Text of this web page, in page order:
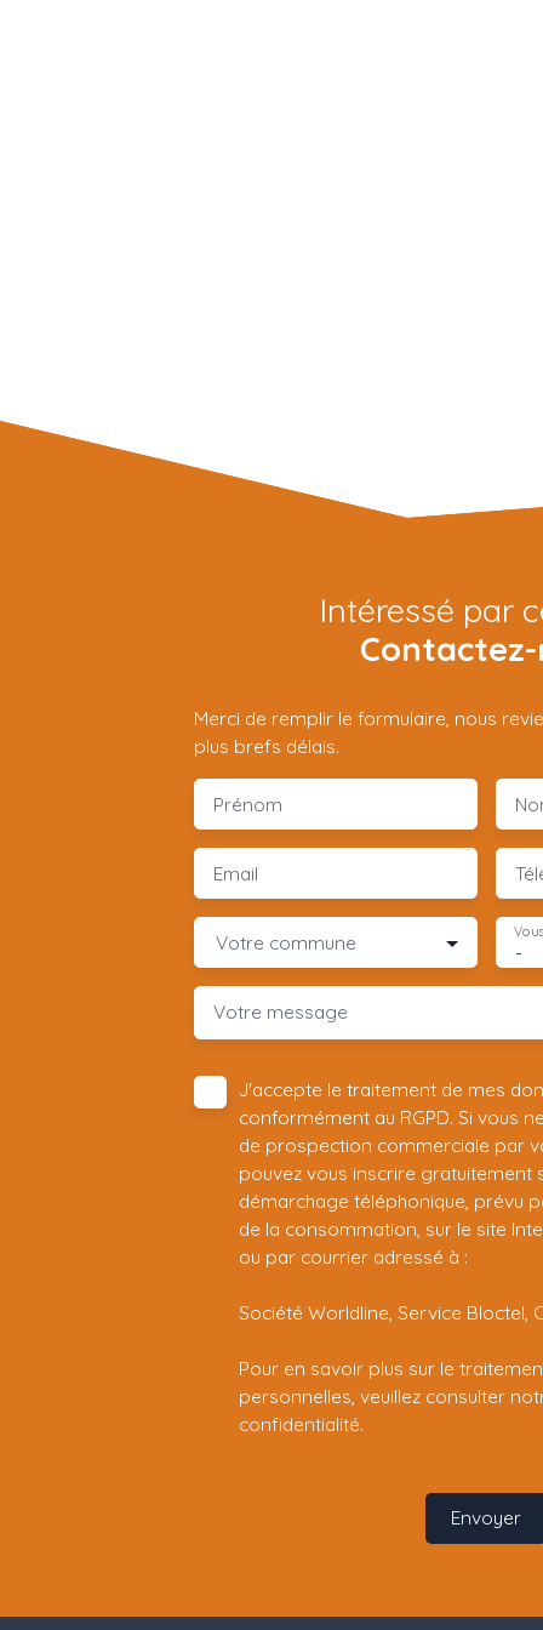
Intéressé par
Merci de remplir le formulaire, nous
plus brefs délais.
Prénom
Email
Votre commune -
Votre message
J'accepte le traitement de mes
conformément au RGPD. Si vous
de prospection commerciale par
pouvez vous inscrire gratuitement
démarchage téléphonique, prévu
de la consommation, sur le site
ou par courrier adressé à :
Société Worldline, Service Bloctel,
Pour en savoir plus sur le
personnelles, veuillez consulter
confidentialité.
Envoyer